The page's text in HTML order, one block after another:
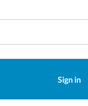
Sign in